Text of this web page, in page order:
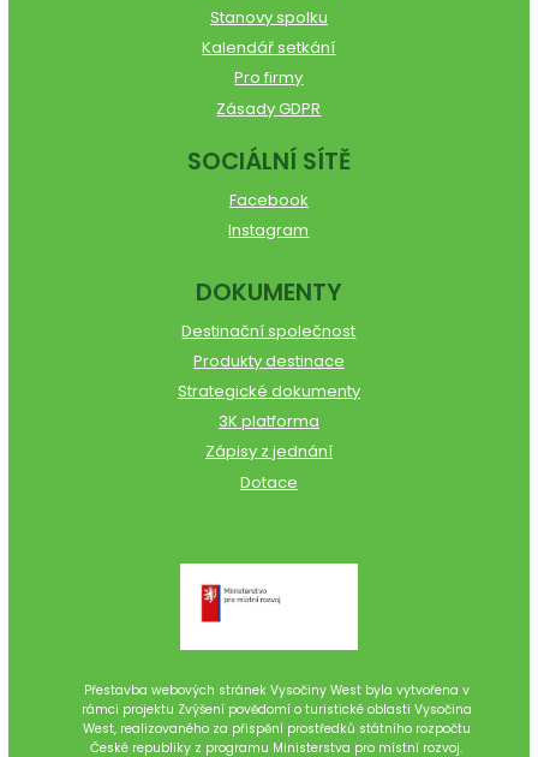
Stanovy spolku
Kalendář setkání
Pro firmy
Zásady GDPR
SOCIÁLNÍ SÍTĚ
Facebook
Instagram
DOKUMENTY
Destinační společnost
Produkty destinace
Strategické dokumenty
3K platforma
Zápisy z jednání
Dotace
Přestavba webových stránek Vysočiny West byla vytvořena v
rámci projektu Zvýšení povědomí o turistické oblasti Vysočina
West, realizovaného za přispění prostředků státního rozpočtu
České republiky z programu Ministerstva pro místní rozvoj.